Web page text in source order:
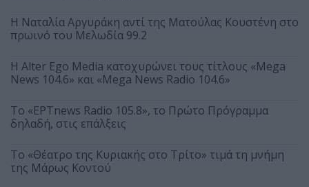
Η Ναταλία Αργυράκη αντί της Ματούλας Κουστένη στο
πρωινό του Μελωδία 99.2
Η Alter Ego Media κατοχυρώνει τους τίτλους «Mega
News 104.6» και «Mega News Radio 104.6»
Το «ΕΡΤnews Radio 105.8», το Πρώτο Πρόγραμμα
δηλαδή, στις επάλξεις
Το «Θέατρο της Κυριακής στο Τρίτο» τιμά τη μνήμη
της Μάρως Κοντού